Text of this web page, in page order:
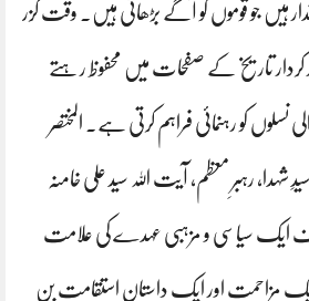
ہیں جو قوموں کو آگے بڑھاتی ہیں۔ وقت گزر
کردار تاریخ کے صفحات میں محفوظ رہتے
نسلوں کو رہنمائی فراہم کرتی ہے۔ المختصر
شہدا، رہبرِ معظم، آیت اللہ سید علی خامنہ
سیاسی و مزہبی عہدے کی علامت
ایک مزاحمت اور ایک داستانِ استقامت بن